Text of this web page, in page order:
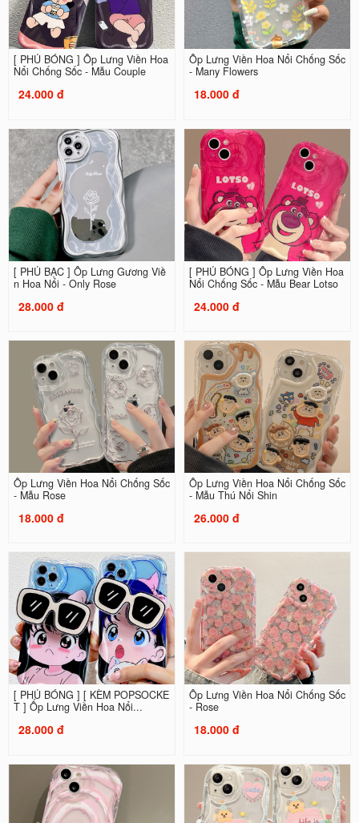
[ PHỦ BÓNG ] Ốp Lưng Viền Hoa
Nổi Chống Sốc - Mẫu Couple
24.000 đ
Ốp Lưng Viền Hoa Nổi Chống Sốc
- Many Flowers
18.000 đ
[ PHỦ BẠC ] Ốp Lưng Gương Viề
n Hoa Nổi - Only Rose
28.000 đ
[ PHỦ BÓNG ] Ốp Lưng Viền Hoa
Nổi Chống Sốc - Mẫu Bear Lotso
24.000 đ
Ốp Lưng Viền Hoa Nổi Chống Sốc
- Mẫu Rose
18.000 đ
Ốp Lưng Viền Hoa Nổi Chống Sốc
- Mẫu Thú Nổi Shin
26.000 đ
[ PHỦ BÓNG ] [ KÈM POPSOCKE
T ] Ốp Lưng Viền Hoa Nổi...
28.000 đ
Ốp Lưng Viền Hoa Nổi Chống Sốc
- Rose
18.000 đ